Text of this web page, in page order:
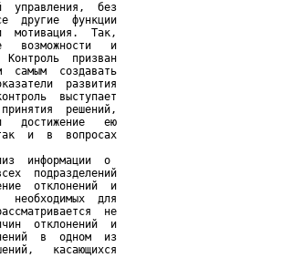
управления,  без
другие  функции
мотивация.  Так,
возможности   и
Контроль  призван
самым  создавать
развития
выступает
решений,
достижение   ею
и  в  вопросах
информации  о
подразделений
отклонений  и
необходимых  для
не
отклонений  и
в  одном  из
касающихся